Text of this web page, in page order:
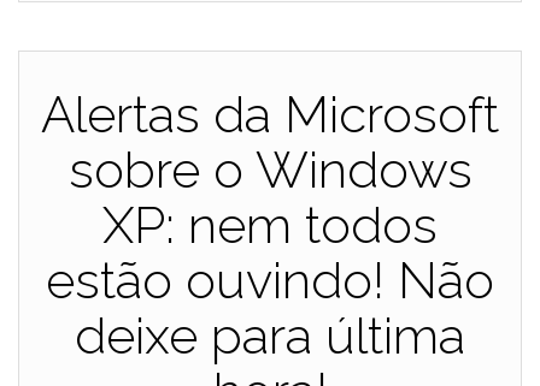
Alertas da Microsoft
sobre o Windows
XP: nem todos
estão ouvindo! Não
deixe para última